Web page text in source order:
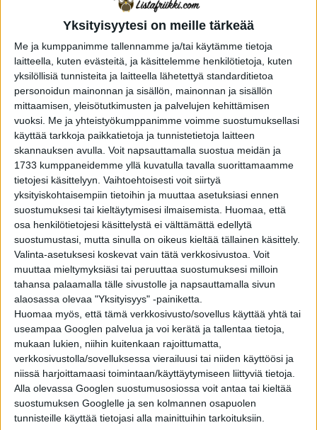
Yksityisyytesi on meille tärkeää
Me ja kumppanimme tallennamme ja/tai käytämme tietoja
laitteella, kuten evästeitä, ja käsittelemme henkilötietoja, kuten
yksilöllisiä tunnisteita ja laitteella lähetettyä standarditietoa
personoidun mainonnan ja sisällön, mainonnan ja sisällön
mittaamisen, yleisötutkimusten ja palvelujen kehittämisen
vuoksi. Me ja yhteistyökumppanimme voimme suostumuksellasi
käyttää tarkkoja paikkatietoja ja tunnistetietoja laitteen
skannauksen avulla. Voit napsauttamalla suostua meidän ja
1733 kumppaneidemme yllä kuvatulla tavalla suorittamaamme
tietojesi käsittelyyn. Vaihtoehtoisesti voit siirtyä
yksityiskohtaisempiin tietoihin ja muuttaa asetuksiasi ennen
suostumuksesi tai kieltäytymisesi ilmaisemista.
Huomaa, että
osa henkilötietojesi käsittelystä ei välttämättä edellytä
suostumustasi, mutta sinulla on oikeus kieltää tällainen käsittely.
Valinta-asetuksesi koskevat vain tätä verkkosivustoa. Voit
muuttaa mieltymyksiäsi tai peruuttaa suostumuksesi milloin
tahansa palaamalla tälle sivustolle ja napsauttamalla sivun
alaosassa olevaa "Yksityisyys" -painiketta.
Huomaa myös, että tämä verkkosivusto/sovellus käyttää yhtä tai
useampaa Googlen palvelua ja voi kerätä ja tallentaa tietoja,
mukaan lukien, niihin kuitenkaan rajoittumatta,
verkkosivustolla/sovelluksessa vierailuusi tai niiden käyttöösi ja
niissä harjoittamaasi toimintaan/käyttäytymiseen liittyviä tietoja.
Alla olevassa Googlen suostumusosiossa voit antaa tai kieltää
suostumuksen Googlelle ja sen kolmannen osapuolen
tunnisteille käyttää tietojasi alla mainittuihin tarkoituksiin.
Tiesitkö, että kesäkuu ei ole saanut
nimeään vuodenajan mukaan? Jos
näin olisi, niin nyt olisi meneillään
suvikuu
YLEISTIETO 3 vuotta sitten
Kun mennään hippulat vinkuen, niin vinkuuko
silloin rattaiden koristeet, kengännauhat vai
kivekset?
#VAINSUOMIJUTUT
Suomessa saa liputtaa aina, kun siltä tuntuu: 10
kiinnostavaa ja hauskaa faktaa Suomesta
YLEISTIETO 4 vuotta sitten
Faktoja ja hömppää lokakuusta: Lokakuun
vallankumous ei ollutkaan lokakuussa!?
YLEISTIETO 4 vuotta sitten
Kumpiko on virallista ja hyvää suomen kieltä:
Viro vai Eesti?